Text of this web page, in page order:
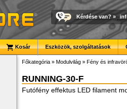
Kérdése van? »
Kosár Eszközök, szolgáltatások
Főkategória » Modulvilág » Fény és
RUNNING-30-F
Futófény effektus LED filament